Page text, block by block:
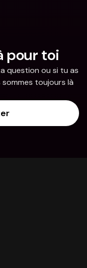
pour toi
question ou si tu as
toujours là